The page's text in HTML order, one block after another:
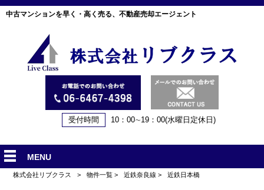
中古マンションを早く・高く売る、不動産売却エージェント
受付時間 10：00∼19：00(水曜日定休日)
MENU
株式会社リブクラス > 物件一覧 > 近鉄奈良線 > 近鉄日本橋